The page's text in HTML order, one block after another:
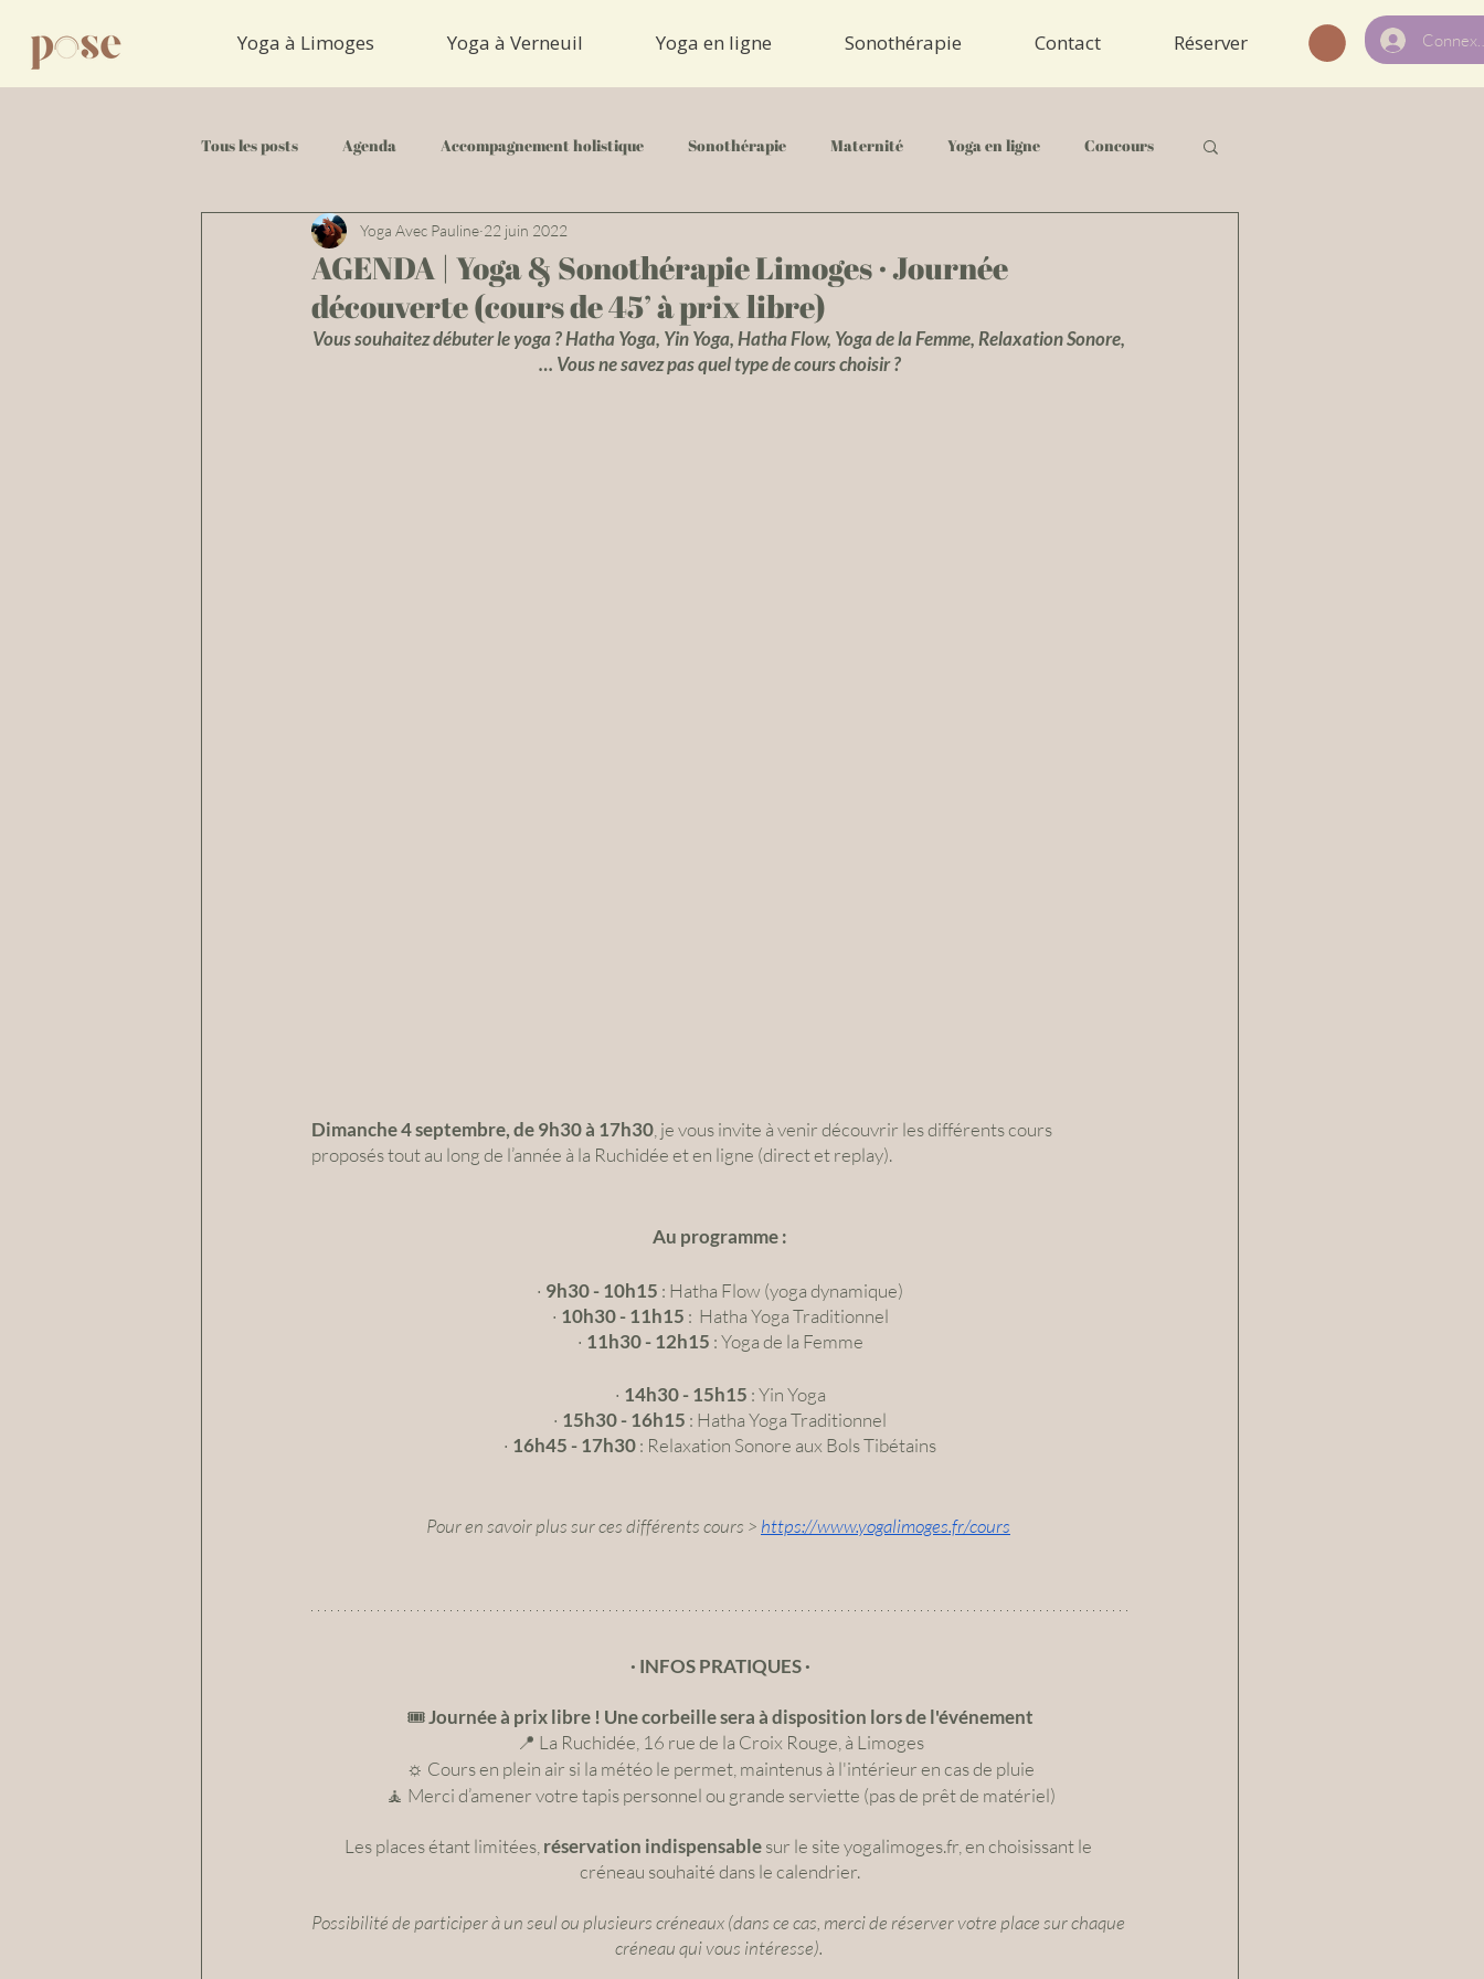
Yoga à Limoges Yoga à Verneuil Yoga en ligne Sonothérapie Contact Réserver
Tous les posts Agenda Accompagnement holistique Sonothérapie Maternité Yoga en ligne Concours
Tuto Yoga
AGENDA | Yoga & Sonothérapie Limoges · Journée
découverte (cours de 45’ à prix libre)
Yoga Avec Pauline 22 juin 2022
Vous souhaitez débuter le yoga ? Hatha Yoga, Yin Yoga, Hatha Flow, Yoga de la Femme, Relaxation Sonore,
… Vous ne savez pas quel type de cours choisir ?
Dimanche 4 septembre, de 9h30 à 17h30 , je vous invite à venir découvrir les différents cours
proposés tout au long de l’année à la Ruchidée et en ligne (direct et replay).
Au programme :
· 9h30 - 10h15 : Hatha Flow (yoga dynamique)
· 10h30 - 11h15 :  Hatha Yoga Traditionnel
· 11h30 - 12h15 : Yoga de la Femme
· 14h30 - 15h15 : Yin Yoga
· 15h30 - 16h15 : Hatha Yoga Traditionnel
· 16h45 - 17h30 : Relaxation Sonore aux Bols Tibétains
Pour en savoir plus sur ces différents cours > https://www.yogalimoges.fr/cours
· INFOS PRATIQUES ·
🎟️ Journée à prix libre ! Une corbeille sera à disposition lors de l'événement
📍 La Ruchidée, 16 rue de la Croix Rouge, à Limoges
☼ Cours en plein air si la météo le permet, maintenus à l'intérieur en cas de pluie
🧘 Merci d’amener votre tapis personnel ou grande serviette (pas de prêt de matériel)
Les places étant limitées, réservation indispensable sur le site yogalimoges.fr, en choisissant le
créneau souhaité dans le calendrier.
Possibilité de participer à un seul ou plusieurs créneaux (dans ce cas, merci de réserver votre place sur chaque
créneau qui vous intéresse).